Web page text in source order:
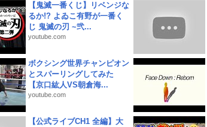
【鬼滅一番くじ】リベンジな
るか!? よゐこ有野が一番く
じ 鬼滅の刃 ~弐...
youtube.com
ボクシング世界チャンピオン
とスパーリングしてみた
【京口紘人VS朝倉海...
youtube.com
【公式ライブCH1 全編】大